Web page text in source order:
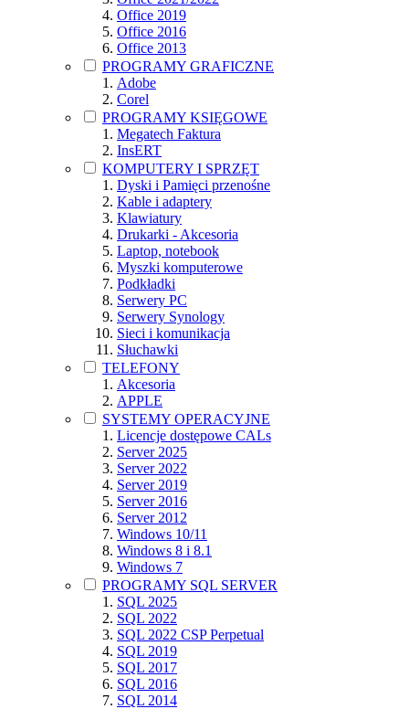
Office 2019
Office 2016
Office 2013
PROGRAMY GRAFICZNE
Adobe
Corel
PROGRAMY KSIĘGOWE
Megatech Faktura
InsERT
KOMPUTERY I SPRZĘT
Dyski i Pamięci przenośne
Kable i adaptery
Klawiatury
Drukarki - Akcesoria
Laptop, notebook
Myszki komputerowe
Podkładki
Serwery PC
Serwery Synology
Sieci i komunikacja
Słuchawki
TELEFONY
Akcesoria
APPLE
SYSTEMY OPERACYJNE
Licencje dostępowe CALs
Server 2025
Server 2022
Server 2019
Server 2016
Server 2012
Windows 10/11
Windows 8 i 8.1
Windows 7
PROGRAMY SQL SERVER
SQL 2025
SQL 2022
SQL 2022 CSP Perpetual
SQL 2019
SQL 2017
SQL 2016
SQL 2014